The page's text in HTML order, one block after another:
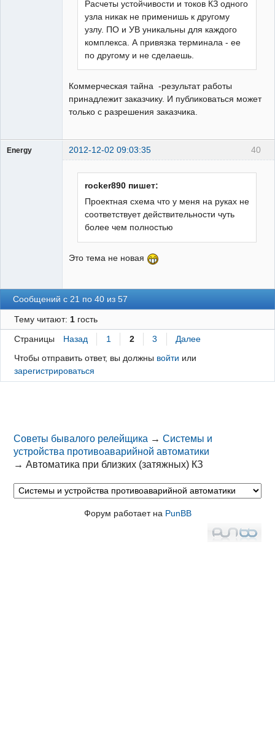
Расчеты устойчивости и токов КЗ одного
узла никак не применишь к другому
узлу. ПО и УВ уникальны для каждого
комплекса. А привязка терминала - ее
по другому и не сделаешь.
Коммерческая тайна -результат работы
принадлежит заказчику. И публиковаться может
только с разрешения заказчика.
40
Energy 2012-12-02 09:03:35
rocker890 пишет:
Проектная схема что у меня на руках не
соответствует действительности чуть
более чем полностью
Это тема не новая
Сообщений с 21 по 40 из 57
Тему читают: 1гость
Страницы Назад 1 2 3
Далее
Чтобы отправить ответ, вы должны войти или
зарегистрироваться
Советы бывалого релейщика →Системы и
устройства противоаварийной автоматики
→Автоматика при близких (затяжных) КЗ
Форум работает на PunBB